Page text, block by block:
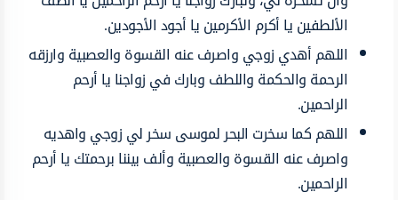
الألطفين يا أكرم الأكرمين يا أجود الأجودين.
اللهم أهدي زوجي واصرف عنه القسوة والعصبية وارزقه
الرحمة والحكمة واللطف وبارك في زواجنا يا أرحم
الراحمين.
اللهم كما سخرت البحر لموسى سخر لي زوجي واهديه
واصرف عنه القسوة والعصبية وألف بيننا برحمتك يا أرحم
الراحمين.